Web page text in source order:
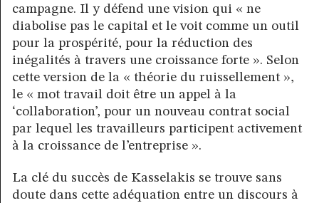
campagne. Il y défend une vision qui « ne
diabolise pas le capital et le voit comme un outil
pour la prospérité, pour la réduction des
inégalités à travers une croissance forte ». Selon
cette version de la « théorie du ruissellement »,
le « mot travail doit être un appel à la
‘collaboration’, pour un nouveau contrat social
par lequel les travailleurs participent activement
à la croissance de l’entreprise ».
La clé du succès de Kasselakis se trouve sans
doute dans cette adéquation entre un discours à